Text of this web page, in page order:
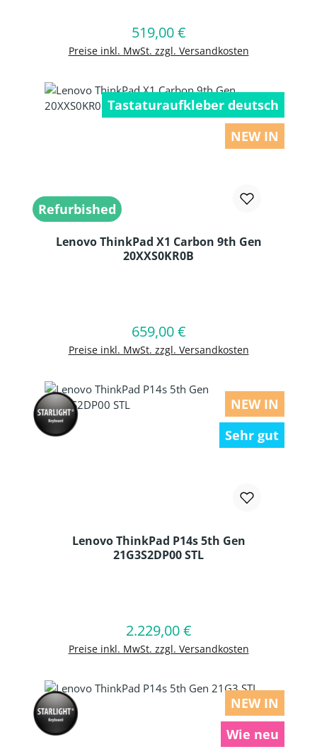
Regulärer Preis:
519,00 €
Preise inkl. MwSt. zzgl. Versandkosten
In den Warenkorb
Tastaturaufkleber deutsch
NEW IN
Refurbished
Lenovo ThinkPad X1 Carbon 9th Gen
20XXS0KR0B
Regulärer Preis:
659,00 €
Preise inkl. MwSt. zzgl. Versandkosten
In den Warenkorb
NEW IN
Sehr gut
Lenovo ThinkPad P14s 5th Gen
21G3S2DP00 STL
Regulärer Preis:
2.229,00 €
Preise inkl. MwSt. zzgl. Versandkosten
In den Warenkorb
NEW IN
Wie neu